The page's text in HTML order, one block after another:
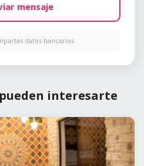
mensaje
datos bancarios
interesarte